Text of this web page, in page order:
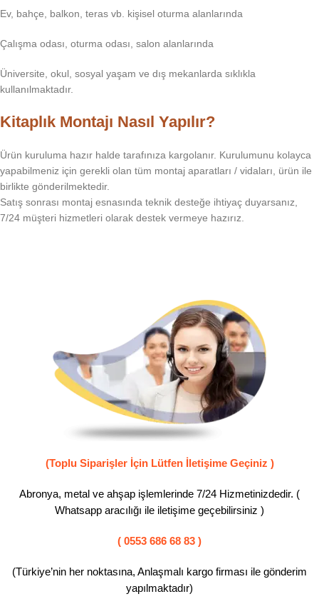
Ev, bahçe, balkon, teras vb. kişisel oturma alanlarında
Çalışma odası, oturma odası, salon alanlarında
Üniversite, okul, sosyal yaşam ve dış mekanlarda sıklıkla
kullanılmaktadır.
Kitaplık Montajı Nasıl Yapılır?
Ürün kuruluma hazır halde tarafınıza kargolanır. Kurulumunu kolayca
yapabilmeniz için gerekli olan tüm montaj aparatları / vidaları, ürün ile
birlikte gönderilmektedir.
Satış sonrası montaj esnasında teknik desteğe ihtiyaç duyarsanız,
7/24 müşteri hizmetleri olarak destek vermeye hazırız.
(Toplu Siparişler İçin Lütfen İletişime Geçiniz )
Abronya, metal ve ahşap işlemlerinde 7/24 Hizmetinizdedir. (
Whatsapp aracılığı ile iletişime geçebilirsiniz )
( 0553 686 68 83 )
(Türkiye’nin her noktasına, Anlaşmalı kargo firması ile gönderim
yapılmaktadır)